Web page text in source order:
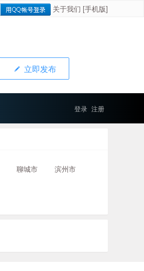
关于我们 [手机版]
立即发布
登录 注册
聊城市 滨州市